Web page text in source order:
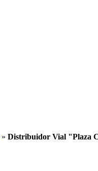
» Distribuidor Vial "Plaza